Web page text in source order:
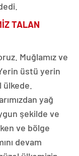
TALAN
Muğlamız ve
üstü yerin
yağ
şekilde ve
ve bölge
devam